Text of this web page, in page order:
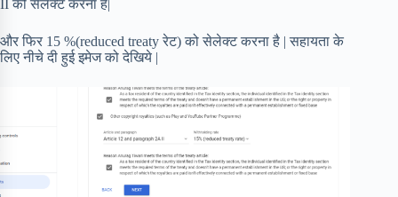
II को सेलेक्ट करना है|
और फिर 15 %(reduced treaty रेट) को सेलेक्ट करना है | सहायता के
लिए नीचे दी हुई इमेज को देखिये |